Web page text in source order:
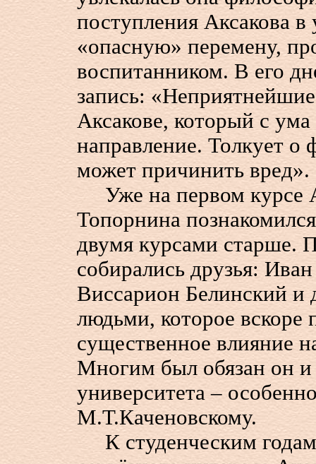
поступления Аксакова в
«опасную» перемену,
воспитанником. В его
запись:
Аксакове, который с
направление. Толкует о
может причинить вред».
Уже на первом курсе
Топорнина
двумя курсами старше.
собирались друзья:
Виссарион Белинский и
людьми, которое вскоре
существенное влияние
Многим был обязан он
университета –
М.Т.Каченовскому.
К студенческим годам